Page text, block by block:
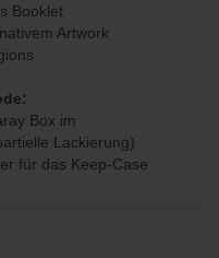
Booklet
Artwork
Box im
Lackierung)
für das Keep-Case